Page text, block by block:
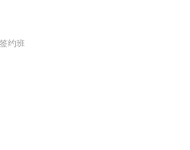
约班